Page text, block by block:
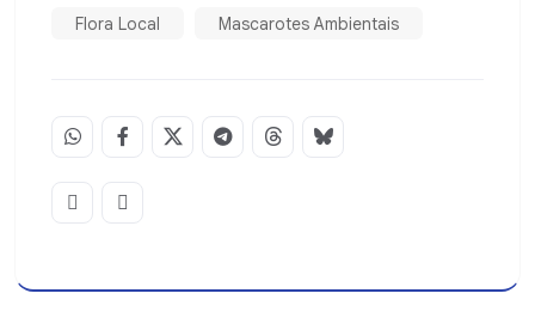
Flora Local
Mascarotes Ambientais